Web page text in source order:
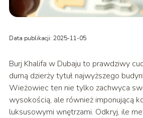
Data publikacji: 2025-11-05
Burj Khalifa w Dubaju to prawdziwy
dumą dzierży tytuł najwyższego
Wieżowiec ten nie tylko zachwyca
wysokością, ale również imponującą
luksusowymi wnętrzami. Odkryj, ile